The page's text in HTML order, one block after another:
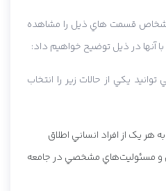
قسمت هاي ذيل را مشاهده
آنها در ذيل توضيح خواهيم داد:
يکي از حالات زير را انتخاب
يک از افراد انساني اطلاق
و مسئوليت‌هاي مشخصي در جامعه